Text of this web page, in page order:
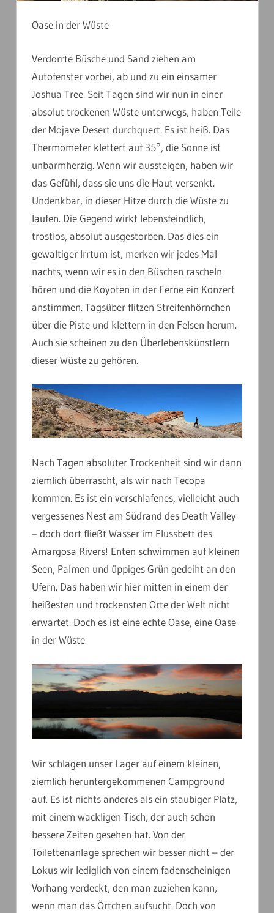
Oase in der Wüste
Verdorrte Büsche und Sand ziehen am
Autofenster vorbei, ab und zu ein einsamer
Joshua Tree. Seit Tagen sind wir nun in einer
absolut trockenen Wüste unterwegs, haben Teile
der Mojave Desert durchquert. Es ist heiß. Das
Thermometer klettert auf 35°, die Sonne ist
unbarmherzig. Wenn wir aussteigen, haben wir
das Gefühl, dass sie uns die Haut versenkt.
Undenkbar, in dieser Hitze durch die Wüste zu
laufen. Die Gegend wirkt lebensfeindlich,
trostlos, absolut ausgestorben. Das dies ein
gewaltiger Irrtum ist, merken wir jedes Mal
nachts, wenn wir es in den Büschen rascheln
hören und die Koyoten in der Ferne ein Konzert
anstimmen. Tagsüber flitzen Streifenhörnchen
über die Piste und klettern in den Felsen herum.
Auch sie scheinen zu den Überlebenskünstlern
dieser Wüste zu gehören.
Nach Tagen absoluter Trockenheit sind wir dann
ziemlich überrascht, als wir nach Tecopa
kommen. Es ist ein verschlafenes, vielleicht auch
vergessenes Nest am Südrand des Death Valley
– doch dort fließt Wasser im Flussbett des
Amargosa Rivers! Enten schwimmen auf kleinen
Seen, Palmen und üppiges Grün gedeiht an den
Ufern. Das haben wir hier mitten in einem der
heißesten und trockensten Orte der Welt nicht
erwartet. Doch es ist eine echte Oase, eine Oase
in der Wüste.
Wir schlagen unser Lager auf einem kleinen,
ziemlich heruntergekommenen Campground
auf. Es ist nichts anderes als ein staubiger Platz,
mit einem wackligen Tisch, der auch schon
bessere Zeiten gesehen hat. Von der
Toilettenanlage sprechen wir besser nicht – der
Lokus wir lediglich von einem fadenscheinigen
Vorhang verdeckt, den man zuziehen kann,
wenn man das Örtchen aufsucht. Doch von